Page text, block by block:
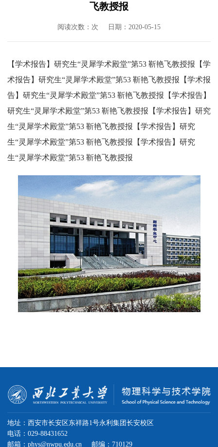
飞教授报
阅读次数： 次 日期：2020-05-15
【学术报告】研究生“灵犀学术殿堂”第53 靳艳飞教授报【学
术报告】研究生“灵犀学术殿堂”第53 靳艳飞教授报【学术报
告】研究生“灵犀学术殿堂”第53 靳艳飞教授报【学术报告】
研究生“灵犀学术殿堂”第53 靳艳飞教授报【学术报告】研究
生“灵犀学术殿堂”第53 靳艳飞教授报【学术报告】研究
生“灵犀学术殿堂”第53 靳艳飞教授报【学术报告】研究
生“灵犀学术殿堂”第53 靳艳飞教授报
地址：西安市长安区东祥路1号永利集团长安校区
电话：029-88431652
邮箱：phys@nwpu.edu.cn
邮编：710129